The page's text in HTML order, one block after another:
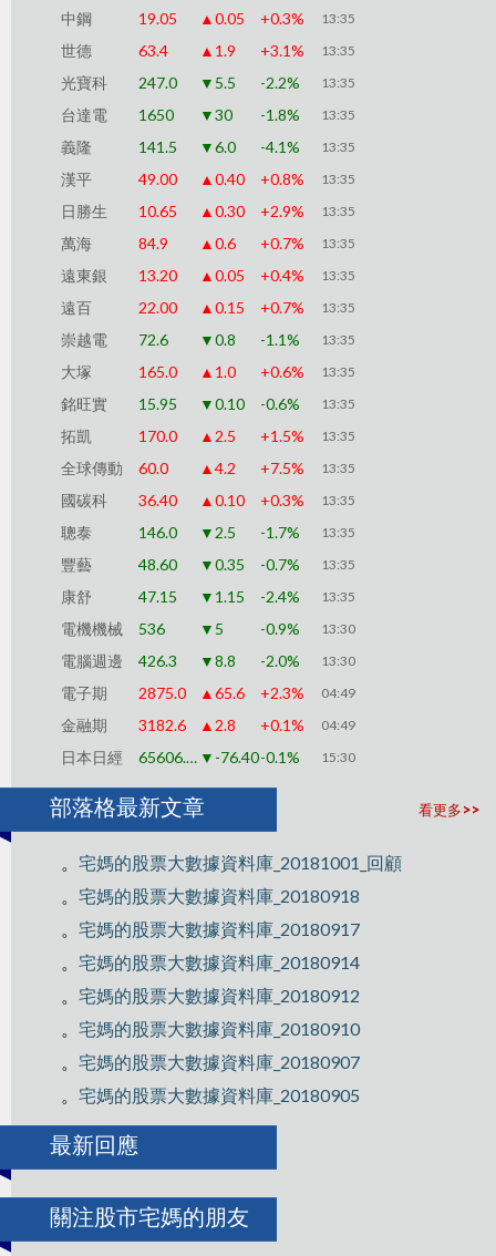
中鋼 19.05 ▲0.05 +0.3% 13:35
世德 63.4 ▲1.9 +3.1% 13:35
光寶科 247.0 ▼5.5 -2.2% 13:35
台達電 1650 ▼30 -1.8% 13:35
義隆 141.5 ▼6.0 -4.1% 13:35
漢平 49.00 ▲0.40 +0.8% 13:35
日勝生 10.65 ▲0.30 +2.9% 13:35
萬海 84.9 ▲0.6 +0.7% 13:35
遠東銀 13.20 ▲0.05 +0.4% 13:35
遠百 22.00 ▲0.15 +0.7% 13:35
崇越電 72.6 ▼0.8 -1.1% 13:35
大塚 165.0 ▲1.0 +0.6% 13:35
銘旺實 15.95 ▼0.10 -0.6% 13:35
拓凱 170.0 ▲2.5 +1.5% 13:35
全球傳動 60.0 ▲4.2 +7.5% 13:35
國碳科 36.40 ▲0.10 +0.3% 13:35
聰泰 146.0 ▼2.5 -1.7% 13:35
豐藝 48.60 ▼0.35 -0.7% 13:35
康舒 47.15 ▼1.15 -2.4% 13:35
電機機械 536 ▼5 -0.9% 13:30
電腦週邊 426.3 ▼8.8 -2.0% 13:30
電子期 2875.0 ▲65.6 +2.3% 04:49
金融期 3182.6 ▲2.8 +0.1% 04:49
日本日經 65606.64 ▼-76.40-0.1% 15:30
看更多>>
部落格最新文章
。 宅媽的股票大數據資料庫_20181001_回顧
。 宅媽的股票大數據資料庫_20180918
。 宅媽的股票大數據資料庫_20180917
。 宅媽的股票大數據資料庫_20180914
。 宅媽的股票大數據資料庫_20180912
。 宅媽的股票大數據資料庫_20180910
。 宅媽的股票大數據資料庫_20180907
。 宅媽的股票大數據資料庫_20180905
最新回應
關注股市宅媽的朋友